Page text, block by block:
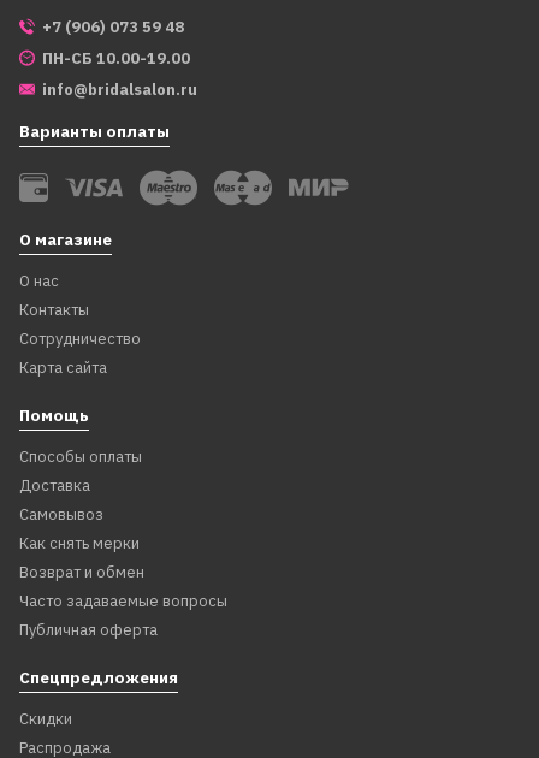
+7 (906) 073 59 48
ПН-СБ 10.00-19.00
info@bridalsalon.ru
Варианты оплаты
О магазине
О нас
Контакты
Сотрудничество
Карта сайта
Помощь
Способы оплаты
Доставка
Самовывоз
Как снять мерки
Возврат и обмен
Часто задаваемые вопросы
Публичная оферта
Спецпредложения
Скидки
Распродажа